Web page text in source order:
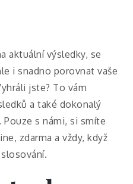
aktuální výsledky, se
i snadno porovnat vaše
jste? To vám
a také dokonalý
s námi, si smíte
zdarma a vždy, když